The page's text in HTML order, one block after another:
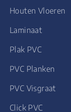
Houten Vloeren
Laminaat
Plak PVC
PVC Planken
PVC Visgraat
Click PVC